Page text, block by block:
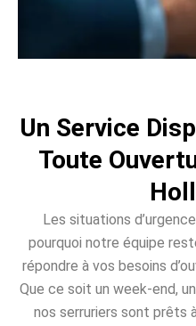
Un Service
Toute
Les situations
pourquoi notre équipe
répondre à vos besoins
Que ce soit un week-end,
nos serruriers sont prêts